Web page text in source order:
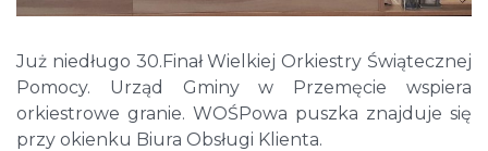
Już niedługo 30.Finał Wielkiej Orkiestry Świątecznej
Pomocy. Urząd Gminy w Przemęcie wspiera
orkiestrowe granie. WOŚPowa puszka znajduje się
przy okienku Biura Obsługi Klienta.